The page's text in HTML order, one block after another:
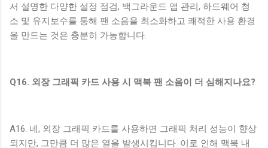
서 설명한 다양한 설정 점검, 백그라운드 앱 관리, 하드웨어 청
소 및 유지보수를 통해 팬 소음을 최소화하고 쾌적한 사용 환경
을 만드는 것은 충분히 가능합니다.
Q16. 외장 그래픽 카드 사용 시 맥북 팬 소음이 더 심해지나요?
A16. 네, 외장 그래픽 카드를 사용하면 그래픽 처리 성능이 향상
되지만, 그만큼 더 많은 열을 발생시킵니다. 이로 인해 맥북 내